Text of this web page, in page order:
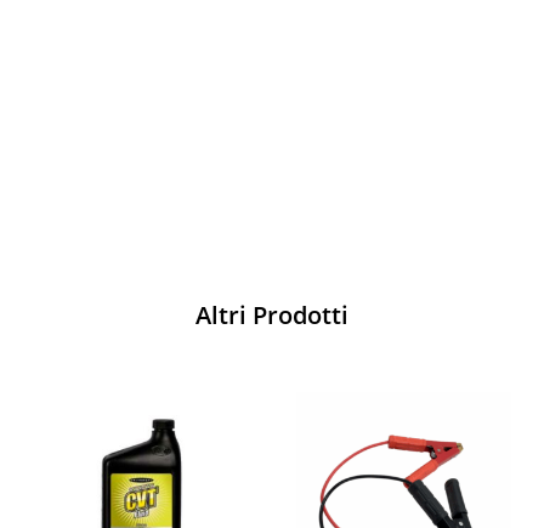
Altri Prodotti